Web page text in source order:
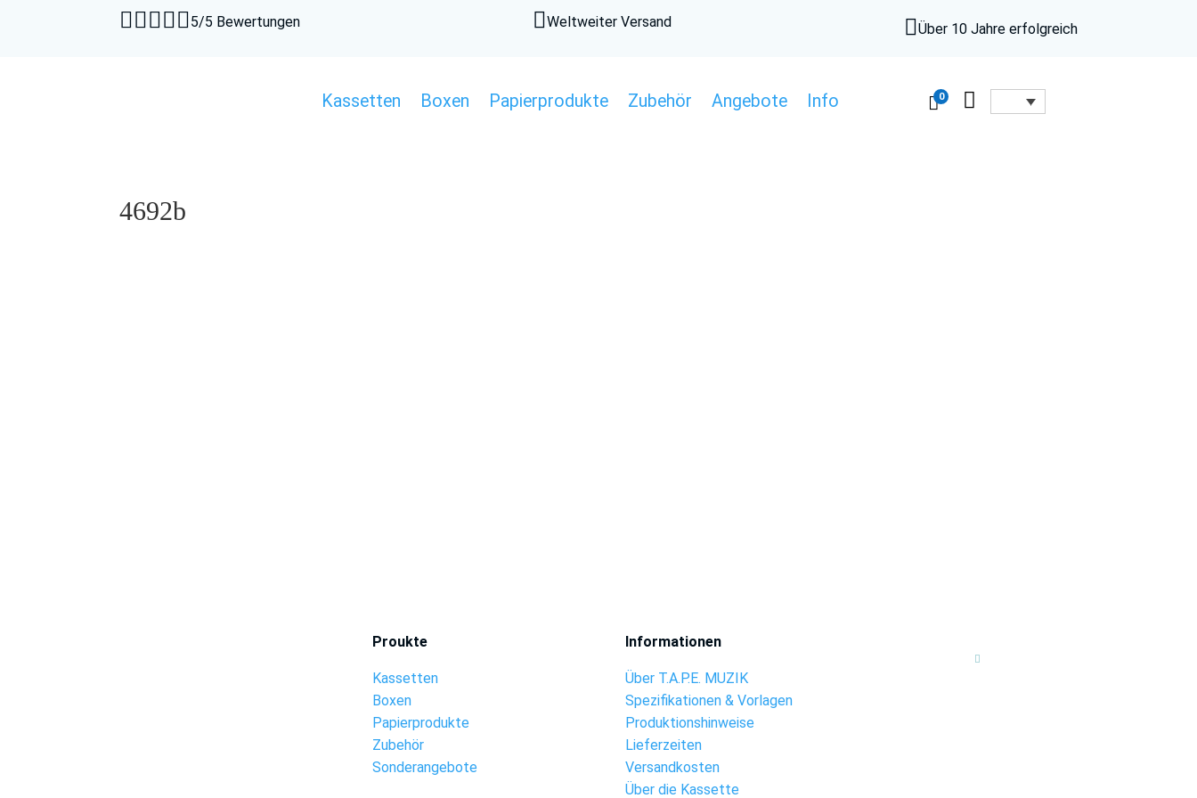
5/5 Bewertungen Weltweiter Versand Über 10 Jahre erfolgreich
Kassetten Boxen Papierprodukte Zubehör Angebote Info 0 
4692b
Proukte
Kassetten
Boxen
Papierprodukte
Zubehör
Sonderangebote
Informationen
Über T.A.P.E. MUZIK
Spezifikationen & Vorlagen
Produktionshinweise
Lieferzeiten
Versandkosten
Über die Kassette
